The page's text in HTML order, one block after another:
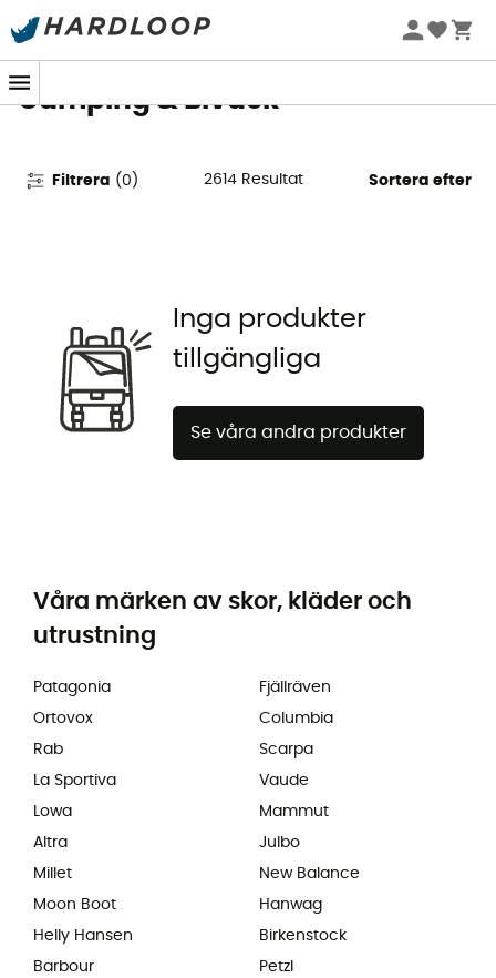
Sommarerbjudanden 🔥 -5 % EXTRA vid köp av 2 produkter*
Camping & Bivack
Filtrera (0 ) 2614 Resultat Sortera efter
Inga produkter
tillgängliga
Se våra andra produkter
Våra märken av skor, kläder och
utrustning
Patagonia
Ortovox
Rab
La Sportiva
Lowa
Altra
Millet
Moon Boot
Helly Hansen
Barbour
Fjällräven
Columbia
Scarpa
Vaude
Mammut
Julbo
New Balance
Hanwag
Birkenstock
Petzl